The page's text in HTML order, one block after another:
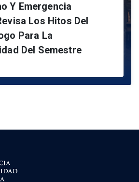
Y Emergencia
Los Hitos Del
Para La
Del Semestre